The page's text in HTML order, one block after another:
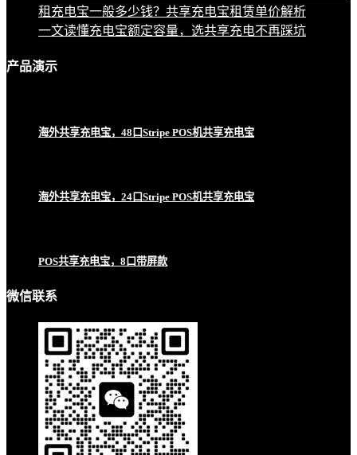
租充电宝一般多少钱？共享充电宝租赁单价解析
一文读懂充电宝额定容量，选共享充电不再踩坑
产品演示
海外共享充电宝，48口Stripe POS机共享充电宝
海外共享充电宝，24口Stripe POS机共享充电宝
POS共享充电宝，8口带屏款
微信联系